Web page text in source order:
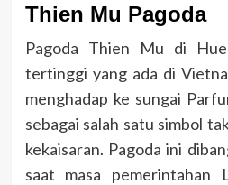
Thien Mu Pagoda
Pagoda Thien Mu di
tertinggi yang ada di
menghadap ke sungai
sebagai salah satu simbol
kekaisaran. Pagoda ini
saat masa pemerintahan